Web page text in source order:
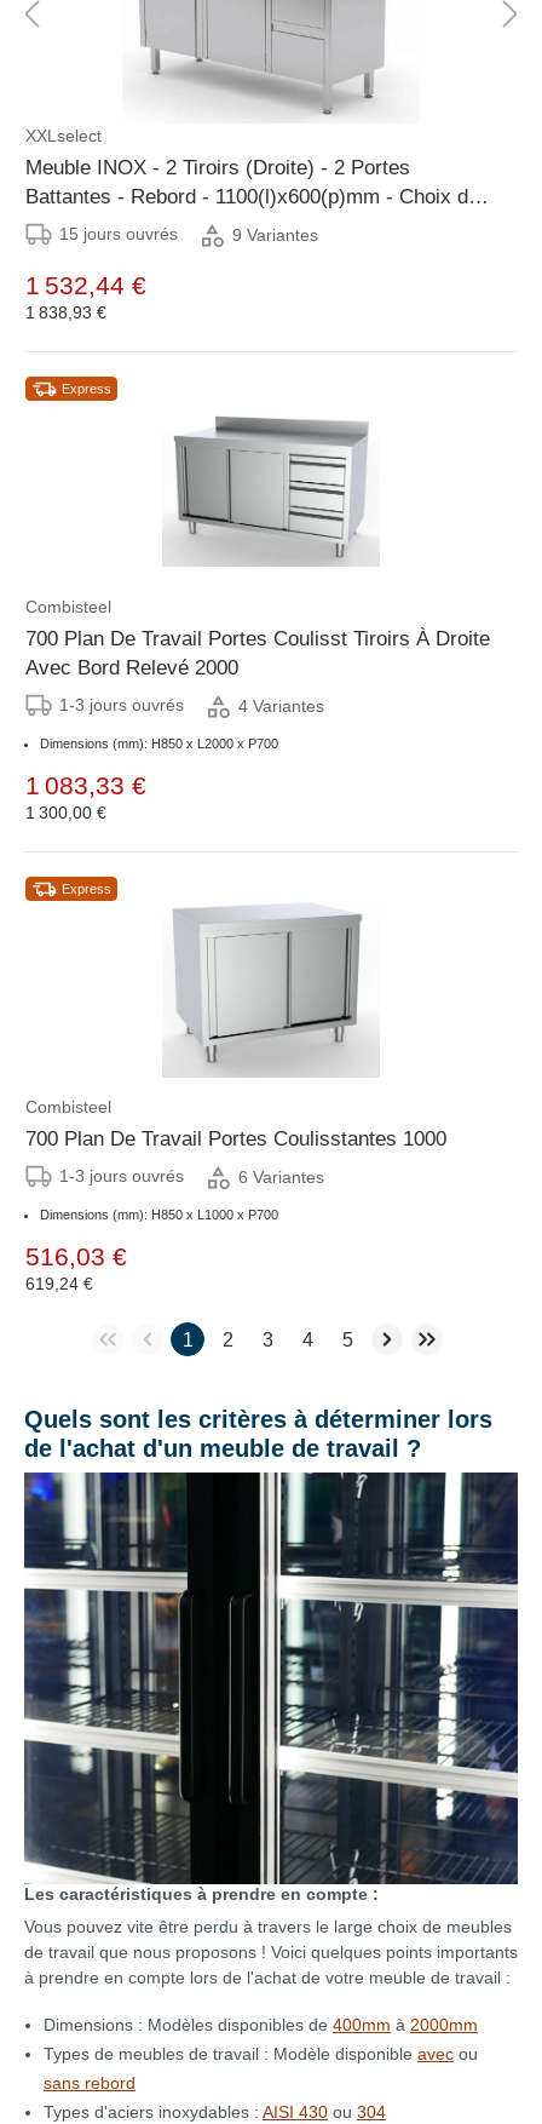
XXLselect
Meuble INOX - 2 Tiroirs (Droite) - 2 Portes
Battantes - Rebord - 1100(l)x600(p)mm - Choix de
9 Largeurs
15 jours ouvrés 9 Variantes
1 532,44 €
1 838,93 €
Express
Combisteel
700 Plan De Travail Portes Coulisst Tiroirs À Droite
Avec Bord Relevé 2000
1-3 jours ouvrés 4 Variantes
Dimensions (mm): H850 x L2000 x P700
1 083,33 €
1 300,00 €
Express
Combisteel
700 Plan De Travail Portes Coulisstantes 1000
1-3 jours ouvrés 6 Variantes
Dimensions (mm): H850 x L1000 x P700
516,03 €
619,24 €
1 2 3 4 5
Quels sont les critères à déterminer lors
de l'achat d'un meuble de travail ?
Les caractéristiques à prendre en compte :
Vous pouvez vite être perdu à travers le large choix de meubles
de travail que nous proposons ! Voici quelques points importants
à prendre en compte lors de l'achat de votre meuble de travail :
Dimensions : Modèles disponibles de 400mm à 2000mm
Types de meubles de travail : Modèle disponible avec ou
sans rebord
Types d'aciers inoxydables : AISI 430 ou 304